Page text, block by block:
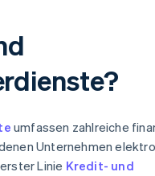
umfassen zahlreiche
Unternehmen
Linie Kredit- und